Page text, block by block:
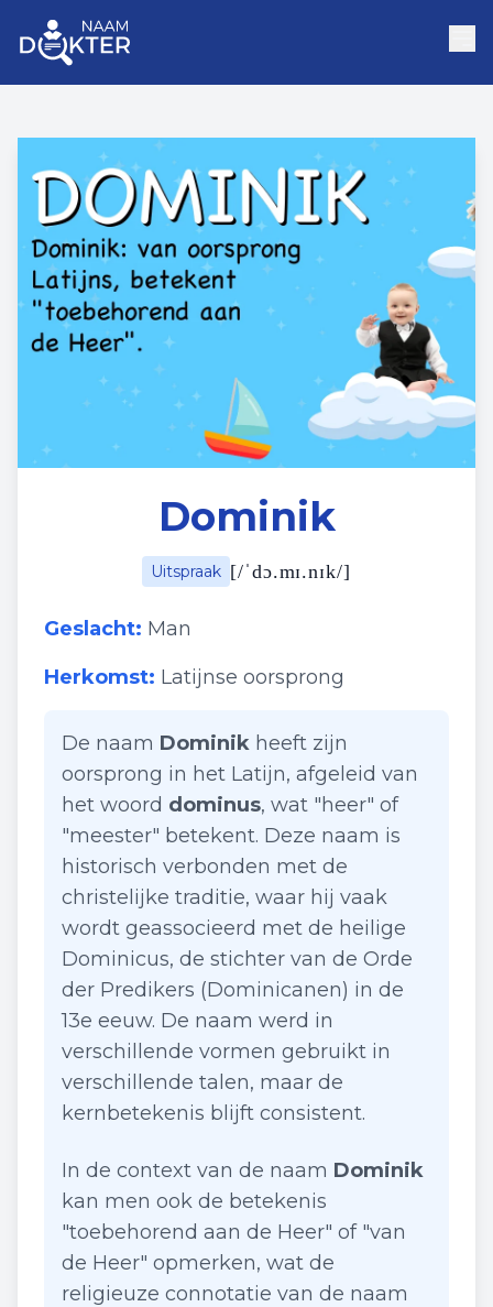
Dominik
Uitspraak [/ˈdɔ.mɪ.nɪk/]
Geslacht: Man
Herkomst: Latijnse oorsprong
De naam Dominik heeft zijn
oorsprong in het Latijn, afgeleid van
het woord dominus, wat "heer" of
"meester" betekent. Deze naam is
historisch verbonden met de
christelijke traditie, waar hij vaak
wordt geassocieerd met de heilige
Dominicus, de stichter van de Orde
der Predikers (Dominicanen) in de
13e eeuw. De naam werd in
verschillende vormen gebruikt in
verschillende talen, maar de
kernbetekenis blijft consistent.
In de context van de naam Dominik
kan men ook de betekenis
"toebehorend aan de Heer" of "van
de Heer" opmerken, wat de
religieuze connotatie van de naam